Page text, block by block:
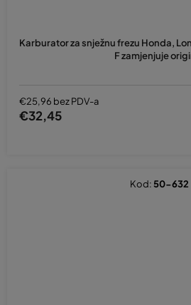
Karburator za snježnu frezu Honda,
F zamjenjuje
€25,96 bez PDV-a
€32,45
Kod: 50-632